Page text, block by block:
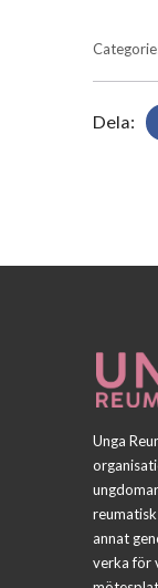
Dela:
Unga
annat
verka för